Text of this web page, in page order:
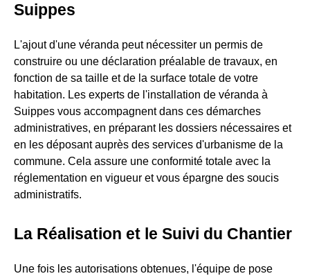
Suippes
L'ajout d'une véranda peut nécessiter un permis de
construire ou une déclaration préalable de travaux, en
fonction de sa taille et de la surface totale de votre
habitation. Les experts de l'installation de véranda à
Suippes vous accompagnent dans ces démarches
administratives, en préparant les dossiers nécessaires et
en les déposant auprès des services d'urbanisme de la
commune. Cela assure une conformité totale avec la
réglementation en vigueur et vous épargne des soucis
administratifs.
La Réalisation et le Suivi du Chantier
Une fois les autorisations obtenues, l'équipe de pose